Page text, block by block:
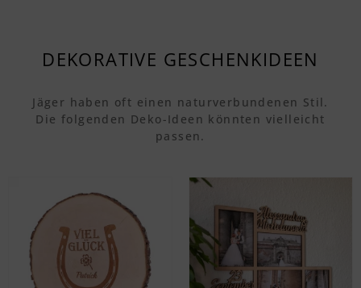
DEKORATIVE GESCHENKIDEEN
Jäger haben oft einen naturverbundenen Stil.
Die folgenden Deko-Ideen könnten vielleicht
passen.